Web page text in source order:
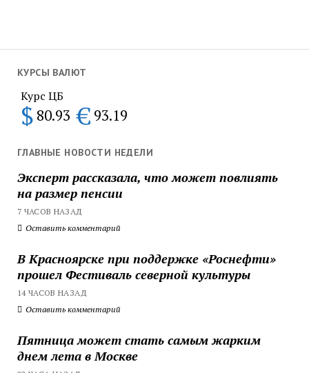
КУРСЫ ВАЛЮТ
Курс ЦБ
$ 80.93 € 93.19
ГЛАВНЫЕ НОВОСТИ НЕДЕЛИ
Эксперт рассказала, что может повлиять
на размер пенсии
7 ЧАСОВ НАЗАД
Оставить комментарий
В Красноярске при поддержке «Роснефти»
прошел Фестиваль северной культуры
14 ЧАСОВ НАЗАД
Оставить комментарий
Пятница может стать самым жарким
днем лета в Москве